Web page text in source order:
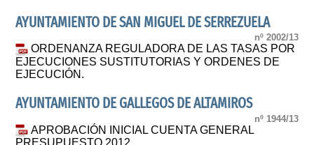
AYUNTAMIENTO DE SAN MIGUEL DE SERREZUELA
nº 2002/13
ORDENANZA REGULADORA DE LAS TASAS POR
EJECUCIONES SUSTITUTORIAS Y ORDENES DE
EJECUCIÓN.
AYUNTAMIENTO DE GALLEGOS DE ALTAMIROS
nº 1944/13
APROBACIÓN INICIAL CUENTA GENERAL